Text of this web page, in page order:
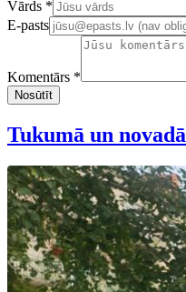
Confirm your email address
Vārds *
E-pasts
Komentārs *
Nosūtīt
Tukumā un novadā